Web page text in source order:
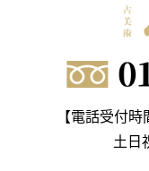
【電話受付
土日